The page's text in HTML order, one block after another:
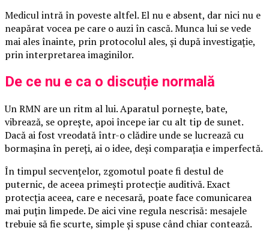
Medicul intră în poveste altfel. El nu e absent, dar nici nu e
neapărat vocea pe care o auzi în cască. Munca lui se vede
mai ales înainte, prin protocolul ales, și după investigație,
prin interpretarea imaginilor.
De ce nu e ca o discuție normală
Un RMN are un ritm al lui. Aparatul pornește, bate,
vibrează, se oprește, apoi începe iar cu alt tip de sunet.
Dacă ai fost vreodată într-o clădire unde se lucrează cu
bormașina în pereți, ai o idee, deși comparația e imperfectă.
În timpul secvențelor, zgomotul poate fi destul de
puternic, de aceea primești protecție auditivă. Exact
protecția aceea, care e necesară, poate face comunicarea
mai puțin limpede. De aici vine regula nescrisă: mesajele
trebuie să fie scurte, simple și spuse când chiar contează.